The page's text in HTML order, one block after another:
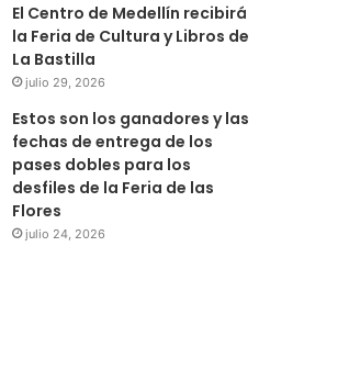
El Centro de Medellín recibirá
la Feria de Cultura y Libros de
La Bastilla
julio 29, 2026
Estos son los ganadores y las
fechas de entrega de los
pases dobles para los
desfiles de la Feria de las
Flores
julio 24, 2026